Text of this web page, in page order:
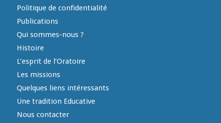
Politique de confidentialité
Publications
Qui sommes-nous ?
Histoire
L’esprit de l’Oratoire
Les missions
Quelques liens intéressants
Une tradition Educative
Nous contacter